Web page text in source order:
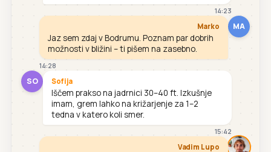
14:23
MA
Marko
Jaz sem zdaj v Bodrumu. Poznam par dobrih
možnosti v bližini – ti pišem na zasebno.
14:28
SO Sofija
Iščem prakso na jadrnici 30–40 ft. Izkušnje
imam, grem lahko na križarjenje za 1–2
tedna v katero koli smer.
15:42
Vadim Lupo